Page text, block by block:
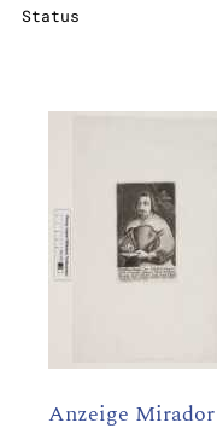
Status
Anzeige Mirador